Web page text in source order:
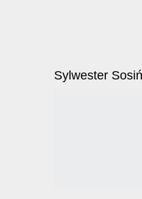
Sylwester